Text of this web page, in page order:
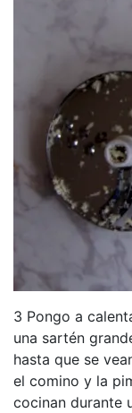
3 Pongo a
una sartén
hasta que se
el comino y la
cocinan durante